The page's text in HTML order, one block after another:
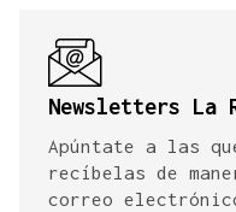
Newsletters La
Apúntate a las
recíbelas de
correo